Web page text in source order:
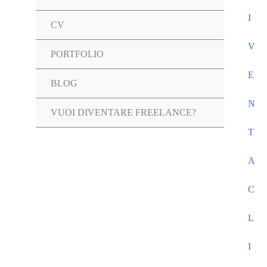
CV
PORTFOLIO
BLOG
VUOI DIVENTARE FREELANCE?
I
V
E
N
T
A
C
L
I